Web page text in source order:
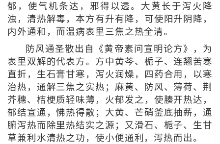
郁，使气机条达，邪得以透。大黄长于泻火降
浊，清热解毒，本方有升有降，可使阳升阴降，
内外通和，而温病表里三焦之热全清。
防风通圣散出自《黄帝素问宣明论方》，为
表里双解的代表方。方中黄芩、栀子、连翘苦寒
直折，生石膏甘寒，泻火润燥，四药合用，以寒
治热，通解三焦之实热；麻黄、防风、薄荷、荆
芥穗、桔梗质轻味薄，火郁发之，使腠开热达，
郁结宣通，怫热得散；大黄、芒硝釜底抽薪，通
腑泻热而除里热结实之源；又滑石、栀子、生甘
草兼利水清热之功，使小便通利，泻热而出。